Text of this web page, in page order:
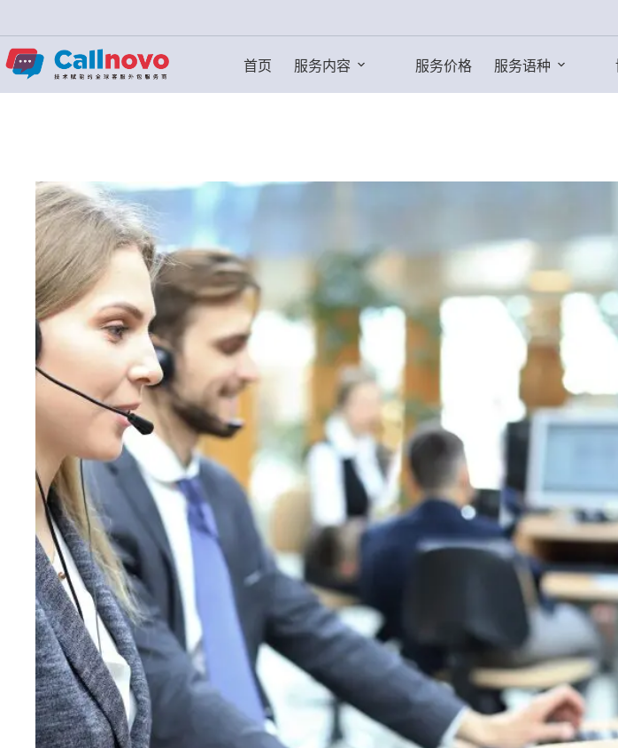
过
内
容
首页 服务内容 服务价格 服务语种